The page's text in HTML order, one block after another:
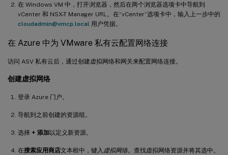
在 Windows VM 中，打开浏览器，然后在两个浏览器选项卡中导航到
vCenter 和 NSX-T Manager URL。在“vCenter”选项卡中，输入上一步中的
cloudadmin@vmcp.local 用户凭据。
在 Azure 中为 VMware 私有云配置网络连接
访问 ASV 私有云后，通过创建虚拟网络和网关来配置网络连接。
创建虚拟网络
登录 Azure 门户。
导航到之前创建的资源组。
选择 + 添加 以定义新资源。
在搜索应用商店文本框中，键入 虚拟网络。查找虚拟网络资源并将其选中。